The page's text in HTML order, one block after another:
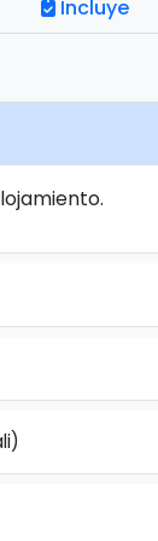
Incluye